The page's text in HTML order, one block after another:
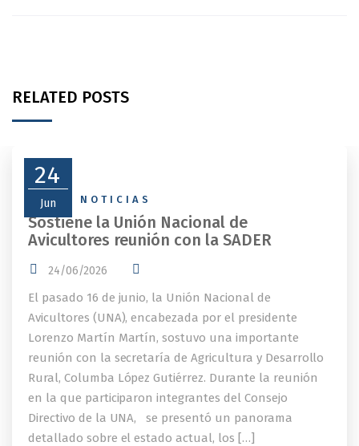
RELATED POSTS
24
Jun
NEWS NOTICIAS
Sostiene la Unión Nacional de
Avicultores reunión con la SADER
24/06/2026
El pasado 16 de junio, la Unión Nacional de
Avicultores (UNA), encabezada por el presidente
Lorenzo Martín Martín, sostuvo una importante
reunión con la secretaría de Agricultura y Desarrollo
Rural, Columba López Gutiérrez. Durante la reunión
en la que participaron integrantes del Consejo
Directivo de la UNA, se presentó un panorama
detallado sobre el estado actual, los […]